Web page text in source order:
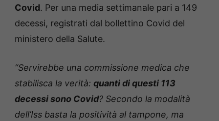
Covid. Per una media settimanale pari a 149
decessi, registrati dal bollettino Covid del
ministero della Salute.
“Servirebbe una commissione medica che
stabilisca la verità: quanti di questi 113
decessi sono Covid? Secondo la modalità
dell’Iss basta la positività al tampone, ma